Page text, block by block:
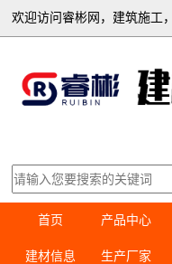
欢迎访问睿彬网，建筑施工
首页 产品中心
建材信息 生产厂家